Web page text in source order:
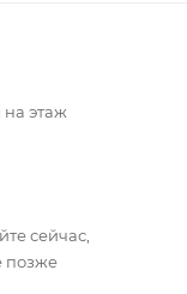
этаж
сейчас,
позже